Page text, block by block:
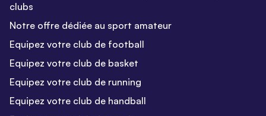
clubs
Notre offre dédiée au sport amateur
Equipez votre club de football
Equipez votre club de basket
Equipez votre club de running
Equipez votre club de handball